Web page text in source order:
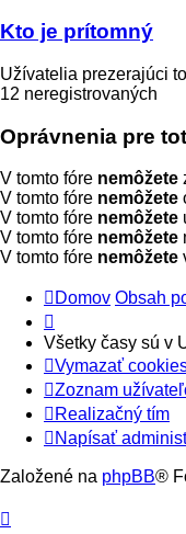
Kto je prítomný
Užívatelia prezerajúci
12 neregistrovaných
Oprávnenia pre
V tomto fóre nemôžete
V tomto fóre nemôžete
V tomto fóre nemôžete
V tomto fóre nemôžete
V tomto fóre nemôžete
Domov Obsah
Všetky časy sú v
Vymazať
Zoznam
Realizačný tím
Napísať
Založené na phpBB®